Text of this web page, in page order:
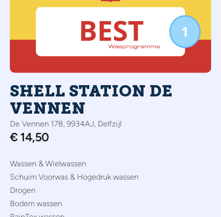
SHELL STATION DE
VENNEN
De Vennen 178, 9934AJ, Delfzijl
Wassen & Wielwassen
Schuim Voorwas & Hogedruk wassen
Drogen
Bodem wassen
€14,50